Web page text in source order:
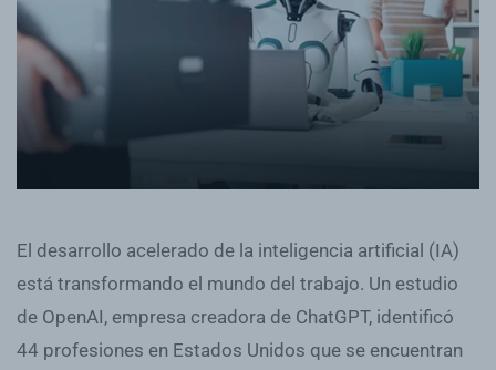
El desarrollo acelerado de la inteligencia artificial (IA)
está transformando el mundo del trabajo. Un estudio
de OpenAI, empresa creadora de ChatGPT, identificó
44 profesiones en Estados Unidos que se encuentran